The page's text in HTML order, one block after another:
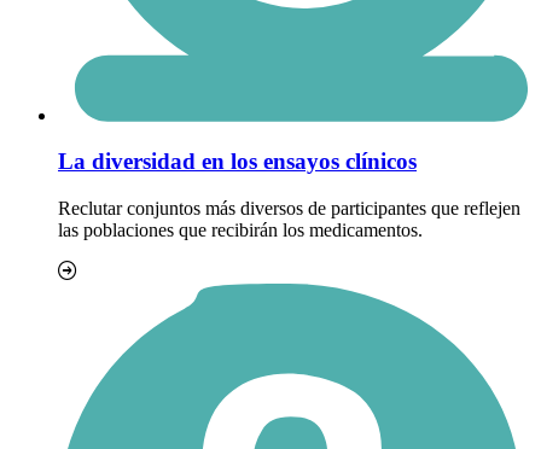
La diversidad en los ensayos clínicos
Reclutar conjuntos más diversos de participantes que reflejen
las poblaciones que recibirán los medicamentos.